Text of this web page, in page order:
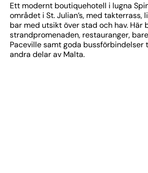
Ett modernt boutiquehotell i lugna
området i St. Julian’s, med takterrass,
bar med utsikt över stad och hav. Här
strandpromenaden, restauranger,
Paceville samt goda bussförbindelser
andra delar av Malta.